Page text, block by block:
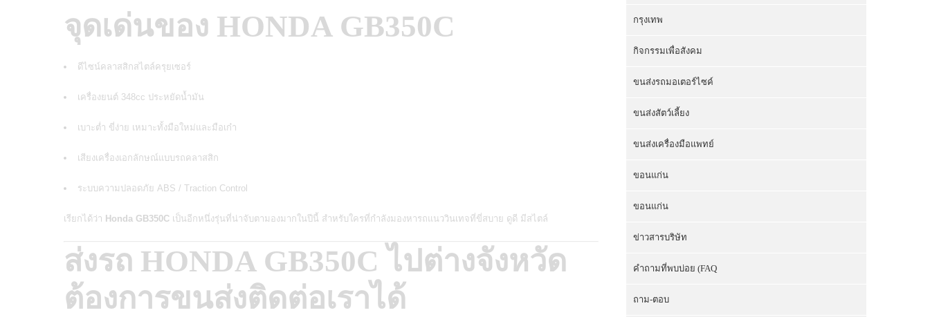
จุดเด่นของ HONDA GB350C
ดีไซน์คลาสสิกสไตล์ครุยเซอร์
เครื่องยนต์ 348cc ประหยัดน้ำมัน
เบาะต่ำ ขี่ง่าย เหมาะทั้งมือใหม่และมือเก๋า
เสียงเครื่องเอกลักษณ์แบบรถคลาสสิก
ระบบความปลอดภัย ABS / Traction Control
เรียกได้ว่า Honda GB350C เป็นอีกหนึ่งรุ่นที่น่าจับตามองมากในปีนี้ สำหรับใครที่กำลังมองหารถแนววินเทจที่ขี่สบาย ดูดี มีสไตล์
ส่งรถ HONDA GB350C ไปต่างจังหวัด
ต้องการขนส่งติดต่อเราได้
กรุงเทพ
กิจกรรมเพื่อสังคม
ขนส่งรถมอเตอร์ไซค์
ขนส่งสัตว์เลี้ยง
ขนส่งเครื่องมือแพทย์
ขอนแก่น
ขอนแก่น
ข่าวสารบริษัท
คำถามที่พบบ่อย (FAQ
ถาม-ตอบ